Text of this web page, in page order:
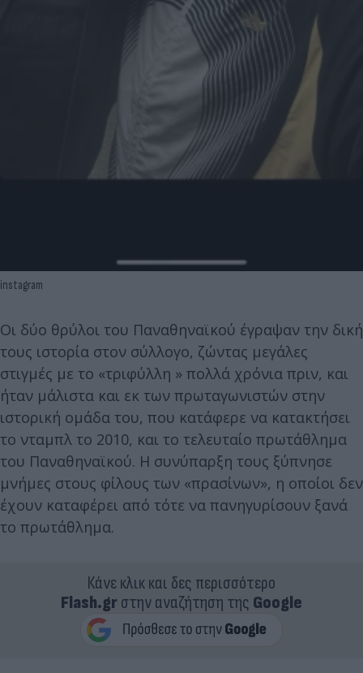
instagram
Οι δύο θρύλοι του Παναθηναϊκού έγραψαν την δική
τους ιστορία στον σύλλογο, ζώντας μεγάλες
στιγμές με το «τριφύλλη » πολλά χρόνια πριν, και
ήταν μάλιστα και εκ των πρωταγωνιστών στην
ιστορική ομάδα του, που κατάφερε να κατακτήσει
το νταμπλ το 2010, και το τελευταίο πρωτάθλημα
του Παναθηναϊκού. Η συνύπαρξη τους ξύπνησε
μνήμες στους φίλους των «πρασίνων», η οποίοι δεν
έχουν καταφέρει από τότε να πανηγυρίσουν ξανά
το πρωτάθλημα.
Κάνε κλικ και δες περισσότερο
Flash.grστην αναζήτηση της Google